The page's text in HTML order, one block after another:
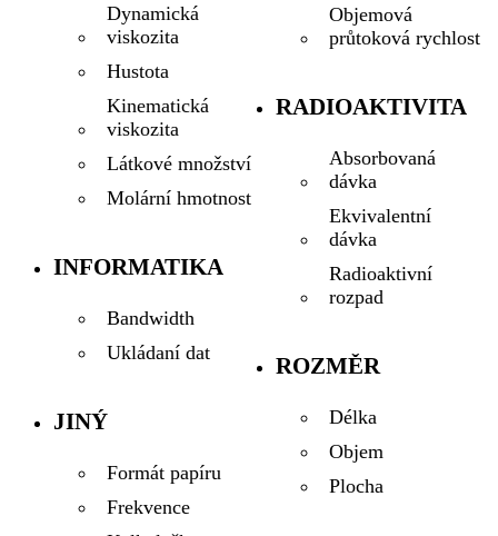
Dynamická
viskozita
Hustota
Kinematická
viskozita
Látkové množství
Molární hmotnost
INFORMATIKA
Bandwidth
Ukládaní dat
JINÝ
Formát papíru
Frekvence
Objemová
průtoková rychlost
RADIOAKTIVITA
Absorbovaná
dávka
Ekvivalentní
dávka
Radioaktivní
rozpad
ROZMĚR
Délka
Objem
Plocha